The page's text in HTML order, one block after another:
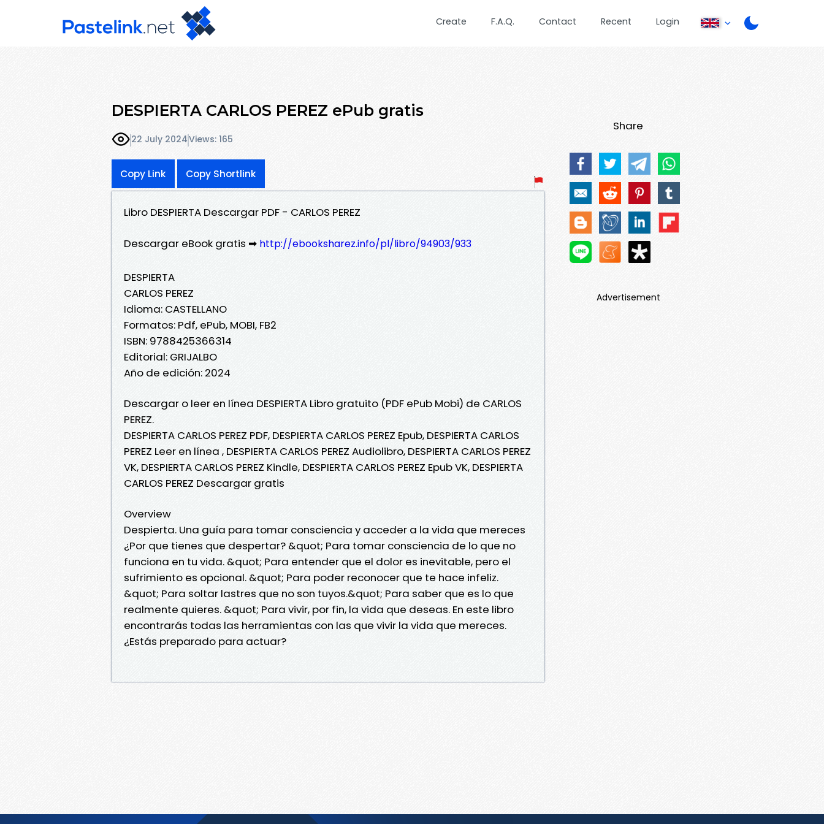
Create F.A.Q. Contact Recent Login
DESPIERTA CARLOS PEREZ ePub gratis
22 July 2024Views: 165
Copy Link Copy Shortlink
Libro DESPIERTA Descargar PDF - CARLOS PEREZ
Descargar eBook gratis ➡ http://ebooksharez.info/pl/libro/94903/933
DESPIERTA
CARLOS PEREZ
Idioma: CASTELLANO
Formatos: Pdf, ePub, MOBI, FB2
ISBN: 9788425366314
Editorial: GRIJALBO
Año de edición: 2024
Descargar o leer en línea DESPIERTA Libro gratuito (PDF ePub Mobi) de CARLOS
PEREZ.
DESPIERTA CARLOS PEREZ PDF, DESPIERTA CARLOS PEREZ Epub, DESPIERTA CARLOS
PEREZ Leer en línea , DESPIERTA CARLOS PEREZ Audiolibro, DESPIERTA CARLOS PEREZ
VK, DESPIERTA CARLOS PEREZ Kindle, DESPIERTA CARLOS PEREZ Epub VK, DESPIERTA
CARLOS PEREZ Descargar gratis
Overview
Despierta. Una guía para tomar consciencia y acceder a la vida que mereces
¿Por que tienes que despertar? &quot; Para tomar consciencia de lo que no
funciona en tu vida. &quot; Para entender que el dolor es inevitable, pero el
sufrimiento es opcional. &quot; Para poder reconocer que te hace infeliz.
&quot; Para soltar lastres que no son tuyos.&quot; Para saber que es lo que
realmente quieres. &quot; Para vivir, por fin, la vida que deseas. En este libro
encontrarás todas las herramientas con las que vivir la vida que mereces.
¿Estás preparado para actuar?
Share
Advertisement